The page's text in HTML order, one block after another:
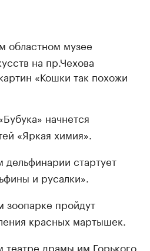
областном музее
на пр.Чехова
«Кошки так похожи
начнется
«Яркая химия».
дельфинарии стартует
и русалки».
зоопарке пройдут
красных мартышек.
театре драмы им.Горького